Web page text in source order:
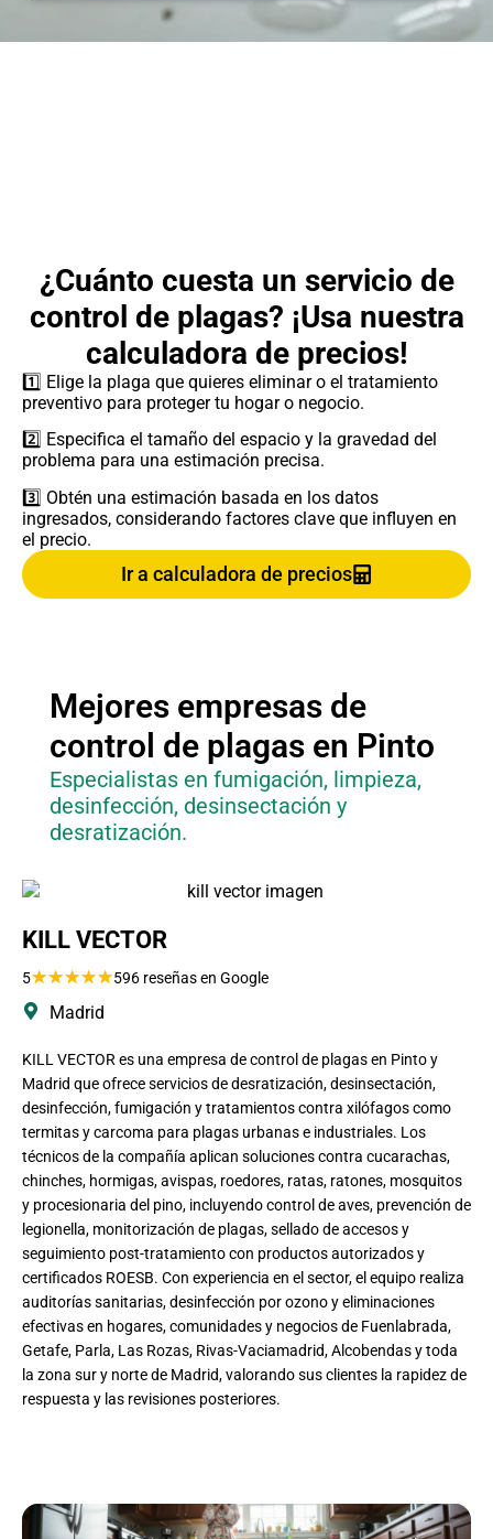
¿Cuánto cuesta un servicio de
control de plagas? ¡Usa nuestra
calculadora de precios!
1️⃣ Elige la plaga que quieres eliminar o el tratamiento
preventivo para proteger tu hogar o negocio.
2️⃣ Especifica el tamaño del espacio y la gravedad del
problema para una estimación precisa.
3️⃣ Obtén una estimación basada en los datos
ingresados, considerando factores clave que influyen en
el precio.
Ir a calculadora de precios
Mejores empresas de
control de plagas en Pinto
Especialistas en fumigación, limpieza,
desinfección, desinsectación y
desratización.
KILL VECTOR
5★★★★★596 reseñas en Google
Madrid
KILL VECTOR es una empresa de control de plagas en Pinto y
Madrid que ofrece servicios de desratización, desinsectación,
desinfección, fumigación y tratamientos contra xilófagos como
termitas y carcoma para plagas urbanas e industriales. Los
técnicos de la compañía aplican soluciones contra cucarachas,
chinches, hormigas, avispas, roedores, ratas, ratones, mosquitos
y procesionaria del pino, incluyendo control de aves, prevención de
legionella, monitorización de plagas, sellado de accesos y
seguimiento post-tratamiento con productos autorizados y
certificados ROESB. Con experiencia en el sector, el equipo realiza
auditorías sanitarias, desinfección por ozono y eliminaciones
efectivas en hogares, comunidades y negocios de Fuenlabrada,
Getafe, Parla, Las Rozas, Rivas-Vaciamadrid, Alcobendas y toda
la zona sur y norte de Madrid, valorando sus clientes la rapidez de
respuesta y las revisiones posteriores.